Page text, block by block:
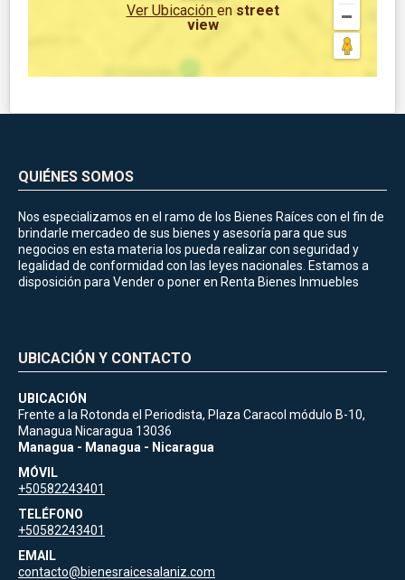
Ver Ubicación en street
view
QUIÉNES SOMOS
Nos especializamos en el ramo de los Bienes Raíces con el fin de
brindarle mercadeo de sus bienes y asesoría para que sus
negocios en esta materia los pueda realizar con seguridad y
legalidad de conformidad con las leyes nacionales. Estamos a
disposición para Vender o poner en Renta Bienes Inmuebles
UBICACIÓN Y CONTACTO
UBICACIÓN
Frente a la Rotonda el Periodista, Plaza Caracol módulo B-10,
Managua Nicaragua 13036
Managua - Managua - Nicaragua
MÓVIL
+50582243401
TELÉFONO
+50582243401
EMAIL
contacto@bienesraicesalaniz.com